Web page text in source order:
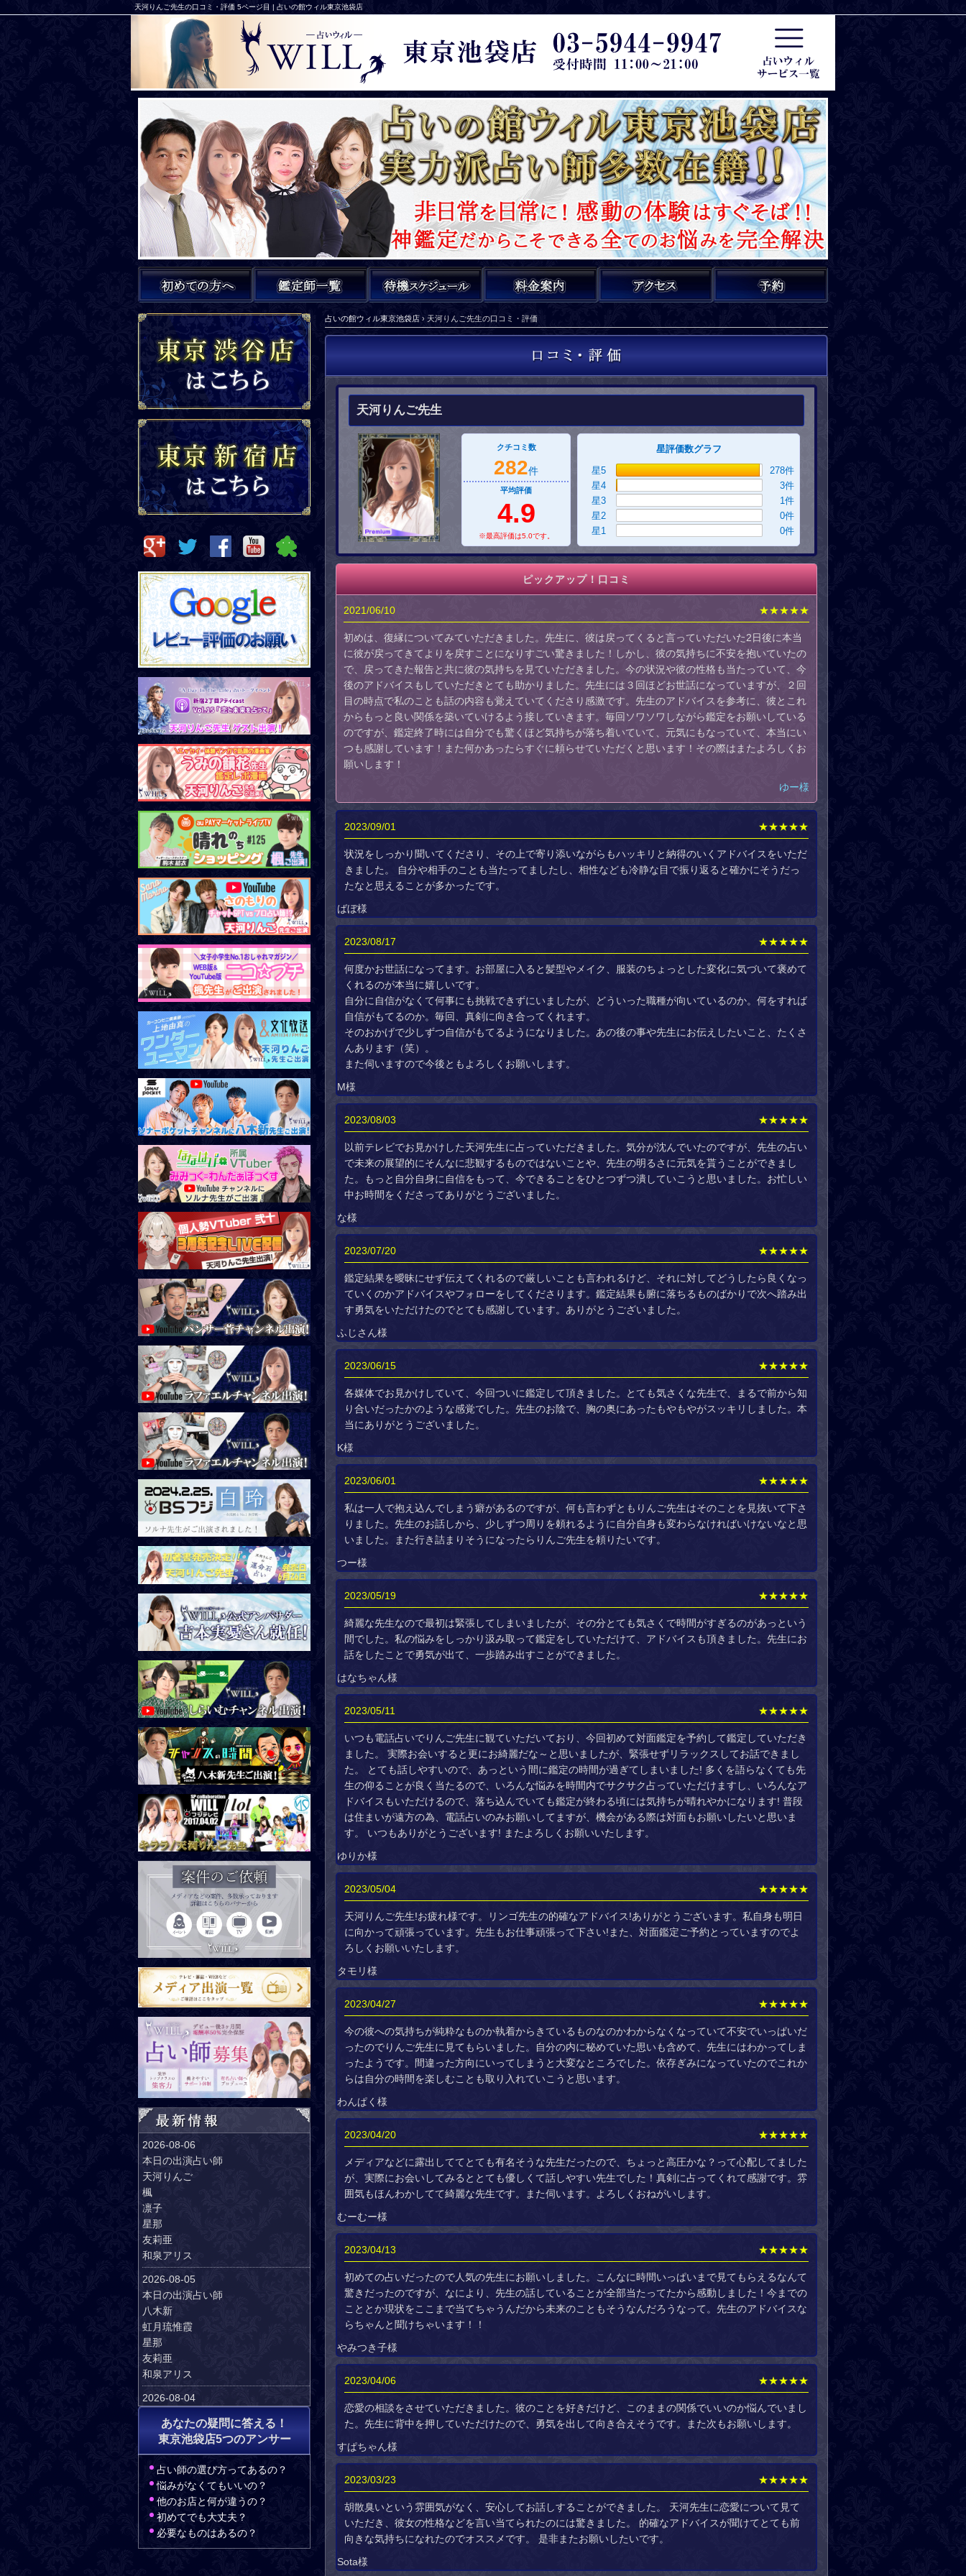
天河りんご先生の口コミ・評価 5ページ目 | 占いの館ウィル東京池袋店
占いの館ウィル東京池袋店 › 天河りんご先生の口コミ・評価
天河りんご先生
クチコミ数
282件
平均評価
4.9
※最高評価は5.0です。
星評価数グラフ
星5
278件
星4
3件
星3
1件
星2
0件
星1
0件
ピックアップ！口コミ
2021/06/10 ★★★★★
初めは、復縁についてみていただきました。先生に、彼は戻ってくると言っていただいた2日後に本当
に彼が戻ってきてよりを戻すことになりすごい驚きました！しかし、彼の気持ちに不安を抱いていたの
で、戻ってきた報告と共に彼の気持ちを見ていただきました。今の状況や彼の性格も当たっていて、今
後のアドバイスもしていただきとても助かりました。先生には３回ほどお世話になっていますが、２回
目の時点で私のことも話の内容も覚えていてくださり感激です。先生のアドバイスを参考に、彼とこれ
からもっと良い関係を築いていけるよう接していきます。毎回ソワソワしながら鑑定をお願いしている
のですが、鑑定終了時には自分でも驚くほど気持ちが落ち着いていて、元気にもなっていて、本当にい
つも感謝しています！また何かあったらすぐに頼らせていただくと思います！その際はまたよろしくお
願いします！
ゆー様
2023/09/01 ★★★★★
状況をしっかり聞いてくださり、その上で寄り添いながらもハッキリと納得のいくアドバイスをいただ
きました。 自分や相手のことも当たってましたし、相性なども冷静な目で振り返ると確かにそうだっ
たなと思えることが多かったです。
ばぼ様
2023/08/17 ★★★★★
何度かお世話になってます。お部屋に入ると髪型やメイク、服装のちょっとした変化に気づいて褒めて
くれるのが本当に嬉しいです。
自分に自信がなくて何事にも挑戦できずにいましたが、どういった職種が向いているのか。何をすれば
自信がもてるのか。毎回、真剣に向き合ってくれます。
そのおかげで少しずつ自信がもてるようになりました。あの後の事や先生にお伝えしたいこと、たくさ
んあります（笑）。
また伺いますので今後ともよろしくお願いします。
M様
2023/08/03 ★★★★★
以前テレビでお見かけした天河先生に占っていただきました。気分が沈んでいたのですが、先生の占い
で未来の展望的にそんなに悲観するものではないことや、先生の明るさに元気を貰うことができまし
た。もっと自分自身に自信をもって、今できることをひとつずつ潰していこうと思いました。お忙しい
中お時間をくださってありがとうございました。
な様
2023/07/20 ★★★★★
鑑定結果を曖昧にせず伝えてくれるので厳しいことも言われるけど、それに対してどうしたら良くなっ
ていくのかアドバイスやフォローをしてくださります。鑑定結果も腑に落ちるものばかりで次へ踏み出
す勇気をいただけたのでとても感謝しています。ありがとうございました。
ふじさん様
2023/06/15 ★★★★★
各媒体でお見かけしていて、今回ついに鑑定して頂きました。とても気さくな先生で、まるで前から知
り合いだったかのような感覚でした。先生のお陰で、胸の奥にあったもやもやがスッキリしました。本
当にありがとうございました。
K様
2023/06/01 ★★★★★
私は一人で抱え込んでしまう癖があるのですが、何も言わずともりんご先生はそのことを見抜いて下さ
りました。先生のお話しから、少しずつ周りを頼れるように自分自身も変わらなければいけないなと思
いました。また行き詰まりそうになったらりんご先生を頼りたいです。
つー様
2023/05/19 ★★★★★
綺麗な先生なので最初は緊張してしまいましたが、その分とても気さくで時間がすぎるのがあっという
間でした。私の悩みをしっかり汲み取って鑑定をしていただけて、アドバイスも頂きました。先生にお
話をしたことで勇気が出て、一歩踏み出すことができました。
はなちゃん様
2023/05/11 ★★★★★
いつも電話占いでりんご先生に観ていただいており、今回初めて対面鑑定を予約して鑑定していただき
ました。 実際お会いすると更にお綺麗だな～と思いましたが、緊張せずリラックスしてお話できまし
た。 とても話しやすいので、あっという間に鑑定の時間が過ぎてしまいました! 多くを語らなくても先
生の仰ることが良く当たるので、いろんな悩みを時間内でサクサク占っていただけますし、いろんなア
ドバイスもいただけるので、落ち込んでいても鑑定が終わる頃には気持ちが晴れやかになります! 普段
は住まいが遠方の為、電話占いのみお願いしてますが、機会がある際は対面もお願いしたいと思いま
す。 いつもありがとうございます! またよろしくお願いいたします。
ゆりか様
2023/05/04 ★★★★★
天河りんご先生!お疲れ様です。リンゴ先生の的確なアドバイス!ありがとうございます。私自身も明日
に向かって頑張っています。先生もお仕事頑張って下さい!また、対面鑑定ご予約とっていますのでよ
ろしくお願いいたします。
タモリ様
2023/04/27 ★★★★★
今の彼への気持ちが純粋なものか執着からきているものなのかわからなくなっていて不安でいっぱいだ
ったのでりんご先生に見てもらいました。自分の内に秘めていた思いも含めて、先生にはわかってしま
ったようです。間違った方向にいってしまうと大変なところでした。依存ぎみになっていたのでこれか
らは自分の時間を楽しむことも取り入れていこうと思います。
わんぱく様
2023/04/20 ★★★★★
メディアなどに露出しててとても有名そうな先生だったので、ちょっと高圧かな？って心配してました
が、実際にお会いしてみるととても優しくて話しやすい先生でした！真剣に占ってくれて感謝です。雰
囲気もほんわかしてて綺麗な先生です。また伺います。よろしくおねがいします。
むーむー様
2023/04/13 ★★★★★
初めての占いだったので人気の先生にお願いしました。こんなに時間いっぱいまで見てもらえるなんて
驚きだったのですが、なにより、先生の話していることが全部当たってたから感動しました！今までの
こととか現状をここまで当てちゃうんだから未来のこともそうなんだろうなって。先生のアドバイスな
らちゃんと聞けちゃいます！！
やみつき子様
2023/04/06 ★★★★★
恋愛の相談をさせていただきました。彼のことを好きだけど、このままの関係でいいのか悩んでいまし
た。先生に背中を押していただけたので、勇気を出して向き合えそうです。また次もお願いします。
すぱちゃん様
2023/03/23 ★★★★★
胡散臭いという雰囲気がなく、安心してお話しすることができました。 天河先生に恋愛について見て
いただき、彼女の性格などを言い当てられたのには驚きました。 的確なアドバイスが聞けてとても前
向きな気持ちになれたのでオススメです。 是非またお願いしたいです。
Sota様
2026-08-06
本日の出演占い師
天河りんご
楓
凛子
星那
友莉亜
和泉アリス
2026-08-05
本日の出演占い師
八木新
虹月琉惟霞
星那
友莉亜
和泉アリス
2026-08-04
八木新
ソルナ
友莉亜
和泉アリス
2026-08-03
本日の出演占い師
八木新
あなたの疑問に答える！
東京池袋店5つのアンサー
占い師の選び方ってあるの？
悩みがなくてもいいの？
他のお店と何が違うの？
初めてでも大丈夫？
必要なものはあるの？